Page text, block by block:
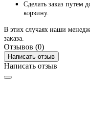
Сделать заказ путем
корзину.
В этих случаях наши
заказа.
Отзывов (0)
Написать отзыв
Написать отзыв